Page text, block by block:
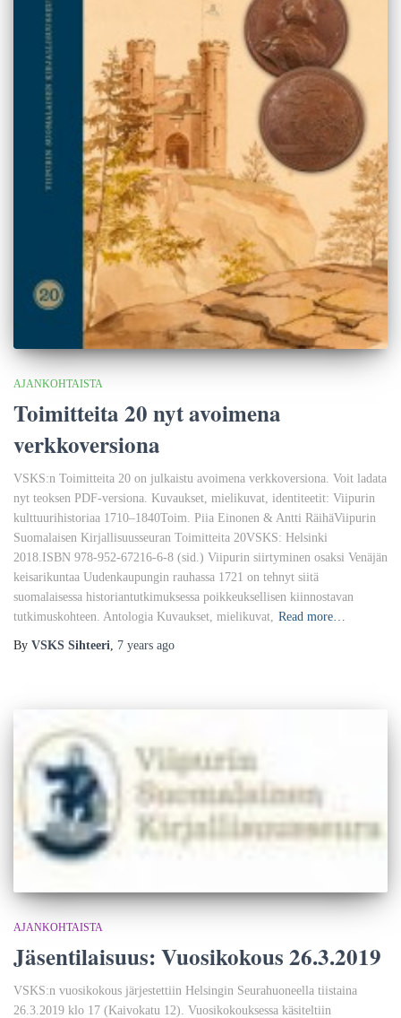
AJANKOHTAISTA
Toimitteita 20 nyt avoimena
verkkoversiona
VSKS:n Toimitteita 20 on julkaistu avoimena verkkoversiona. Voit ladata
nyt teoksen PDF-versiona. Kuvaukset, mielikuvat, identiteetit: Viipurin
kulttuurihistoriaa 1710–1840Toim. Piia Einonen & Antti RäihäViipurin
Suomalaisen Kirjallisuusseuran Toimitteita 20VSKS: Helsinki
2018.ISBN 978-952-67216-6-8 (sid.) Viipurin siirtyminen osaksi Venäjän
keisarikuntaa Uudenkaupungin rauhassa 1721 on tehnyt siitä
suomalaisessa historiantutkimuksessa poikkeuksellisen kiinnostavan
tutkimuskohteen. Antologia Kuvaukset, mielikuvat, Read more…
By VSKS Sihteeri, 7 years ago
AJANKOHTAISTA
Jäsentilaisuus: Vuosikokous 26.3.2019
VSKS:n vuosikokous järjestettiin Helsingin Seurahuoneella tiistaina
26.3.2019 klo 17 (Kaivokatu 12). Vuosikokouksessa käsiteltiin